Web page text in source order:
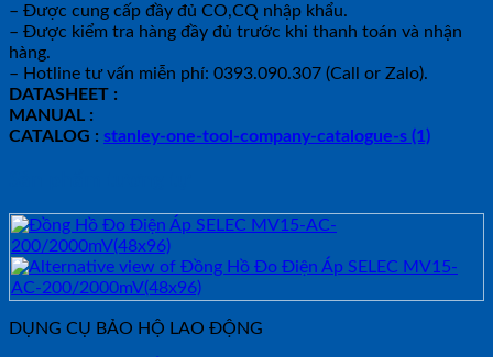
– Được cung cấp đầy đủ CO,CQ nhập khẩu.
– Được kiểm tra hàng đầy đủ trước khi thanh toán và nhận
hàng.
– Hotline tư vấn miễn phí: 0393.090.307 (Call or Zalo).
DATASHEET :
MANUAL :
CATALOG : stanley-one-tool-company-catalogue-s (1)
DỤNG CỤ BẢO HỘ LAO ĐỘNG